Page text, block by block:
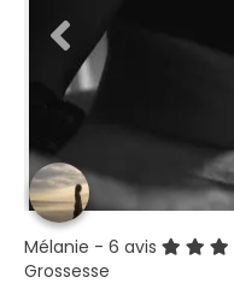
Mélanie - 6 avis
Grossesse